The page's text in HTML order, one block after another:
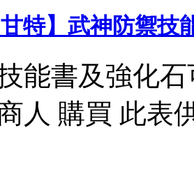
特】武神防禦技
能書及強化
人 購買 此表